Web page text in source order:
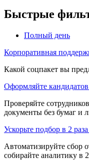
Быстрые
Полный день
Корпоративная
Какой соцпакет вы
Оформляйте
Проверяйте
документы без бумаг и
Ускорьте подбор в 2
Автоматизируйте сбор
собирайте аналитику в